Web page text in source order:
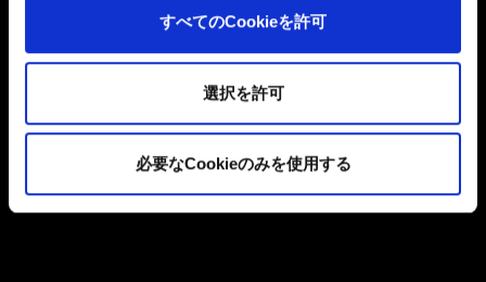
うなコンテンツをお届けするために、一部のCookieをパ
これらのオプションが有効になることはありません。
細は、下記の「設定」メニューでご確認ください。
すべてのCookieを許可
選択を許可
必要なCookieのみを使用する
手順1の場所に新しく作成したCyberpunk 2077フォルダ
ーにセーブファイルをコピーします。
ゲームを実行し、問題が解決されたかどうかを確認しま
必要に応じて、クラウドセーブ機能を再び有効化しま